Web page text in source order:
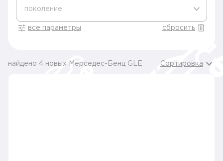
поколение
все параметры сбросить
найдено 4 новых Мерседес-Бенц GLE Сортировка